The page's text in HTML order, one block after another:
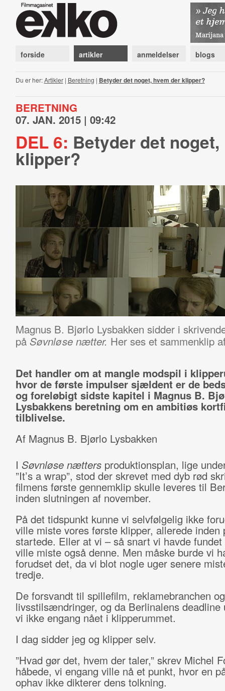
forside artikler anmeldelser blogs
Du er her:Artikler| Beretning | Betyder det noget, hvem der klipper?
BERETNING
07. JAN. 2015 | 09:42
DEL 6: Betyder det
klipper?
Magnus B. Bjørlo Lysbakken sidder i
på Søvnløse nætter. Her ses et sammenklip
Det handler om at mangle modspil i
hvor de første impulser sjældent er de
og foreløbigt sidste kapitel i Magnus B.
Lysbakkens beretning om en ambitiøs
tilblivelse.
Af Magnus B. Bjørlo Lysbakken
I Søvnløse nætters produktionsplan, lige
”It’s a wrap”, stod der skrevet med dyb rød
filmens første gennemklip skulle leveres til
inden slutningen af november.
På det tidspunkt kunne vi selvfølgelig ikke
ville miste vores første klipper, allerede inden
startede. Eller at vi – så snart vi havde fundet
ville miste også denne. Men måske burde vi
forudset det, da vi blot nogle uger senere
tredje.
De forsvandt til spillefilm, reklamebranchen og
livsstilsændringer, og da Berlinalens deadline
vi ikke engang nået i klipperummet.
I dag sidder jeg og klipper selv.
”Hvad gør det, hvem der taler,” skrev Michel
håbede, vi engang ville nå et punkt, hvor en
ophav ikke dikterer dens tolkning.